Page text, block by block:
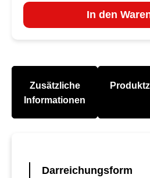
In den
Zusätzliche
Informationen
Darreichungsform